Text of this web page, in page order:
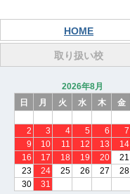
HOME
取り扱い校
2026年8月
日
月 火 水 木 金
2
3 4 5 6 7
9
10 11 12 13 14
16
17 18 19 20 21
23
24 25 26 27 28
30
31